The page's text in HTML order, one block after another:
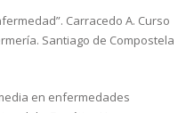
Carracedo A. Curso
Santiago de Compostela
en enfermedades